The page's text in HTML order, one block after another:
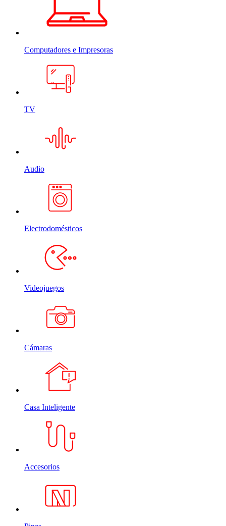
Computadores e Impresoras
TV
Audio
Electrodomésticos
Videojuegos
Cámaras
Casa Inteligente
Accesorios